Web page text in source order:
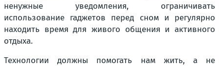
ненужные уведомления, ограничивать
использование гаджетов перед сном и регулярно
находить время для живого общения и активного
отдыха.
Технологии должны помогать нам жить, а не